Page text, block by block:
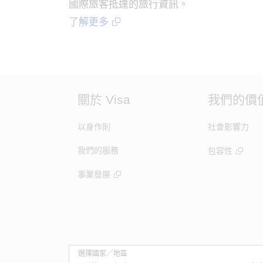
國際旅客抵達的旅行資訊。
了解更多
關於 Visa
以身作則
我們的服務
事業發展
我們的價
社會影響力
包容性
選擇國家／地區